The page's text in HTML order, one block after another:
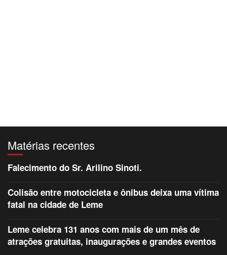
Matérias recentes
Falecimento do Sr. Arilino Sinoti.
Colisão entre motocicleta e ônibus deixa uma vítima
fatal na cidade de Leme
Leme celebra 131 anos com mais de um mês de
atrações gratuitas, inaugurações e grandes eventos